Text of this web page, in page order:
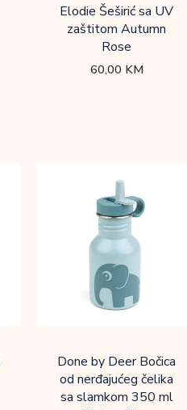
Elodie Šeširić sa UV
zaštitom Autumn
Rose
60,00 KM
Done by Deer Bočica
od nerđajućeg čelika
sa slamkom 350 ml